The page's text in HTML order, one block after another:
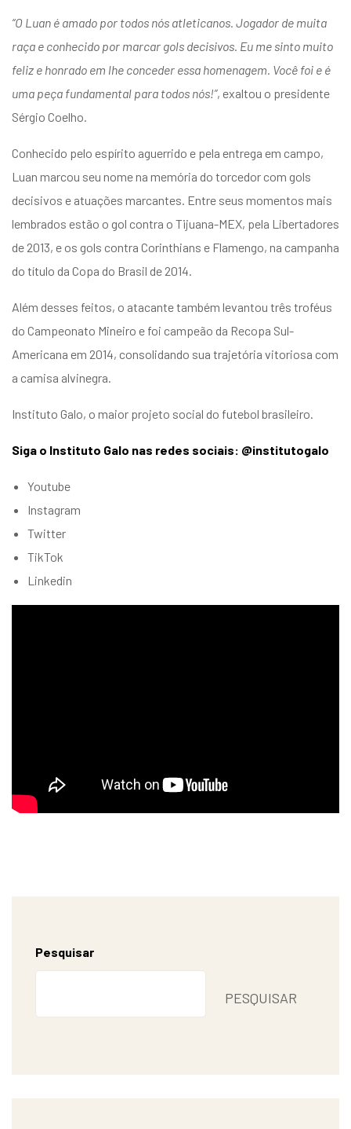
“O Luan é amado por todos nós atleticanos. Jogador de muita
raça e conhecido por marcar gols decisivos. Eu me sinto muito
feliz e honrado em lhe conceder essa homenagem. Você foi e é
uma peça fundamental para todos nós!”, exaltou o presidente
Sérgio Coelho.
Conhecido pelo espírito aguerrido e pela entrega em campo,
Luan marcou seu nome na memória do torcedor com gols
decisivos e atuações marcantes. Entre seus momentos mais
lembrados estão o gol contra o Tijuana-MEX, pela Libertadores
de 2013, e os gols contra Corinthians e Flamengo, na campanha
do título da Copa do Brasil de 2014.
Além desses feitos, o atacante também levantou três troféus
do Campeonato Mineiro e foi campeão da Recopa Sul-
Americana em 2014, consolidando sua trajetória vitoriosa com
a camisa alvinegra.
Instituto Galo, o maior projeto social do futebol brasileiro.
Siga o Instituto Galo nas redes sociais: @institutogalo
Youtube
Instagram
Twitter
TikTok
Linkedin
Pesquisar
PESQUISAR